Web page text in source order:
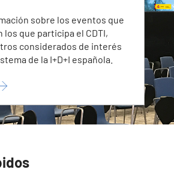
sobre los eventos que
los que participa el CDTI,
considerados de interés
de la I+D+I española.